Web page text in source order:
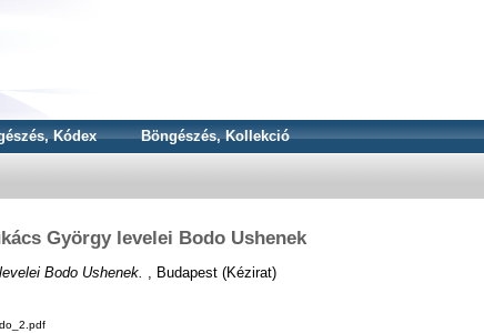
Kódex Böngészés, Kollekció
György levelei Bodo Ushenek
Bodo Ushenek. , Budapest (Kézirat)